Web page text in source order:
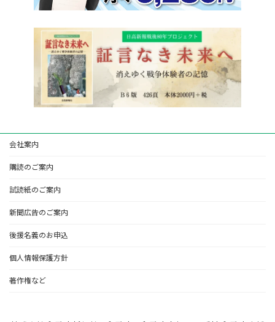
会社案内
購読のご案内
試読紙のご案内
新聞広告のご案内
後援名義のお申込
個人情報保護方針
著作権など